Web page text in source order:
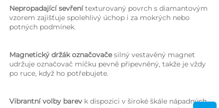
Nepropadající sevření texturovaný povrch s diamantovým
vzorem zajišťuje spolehlivý úchop i za mokrých nebo
potných podmínek.
Magnetický držák označovače silný vestavěný magnet
udržuje označovač míčku pevně připevněný, takže je vždy
po ruce, když ho potřebujete.
Vibrantní volby barev k dispozici v široké škále nápadných